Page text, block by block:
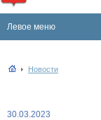
Левое меню
Новости
30.03.2023